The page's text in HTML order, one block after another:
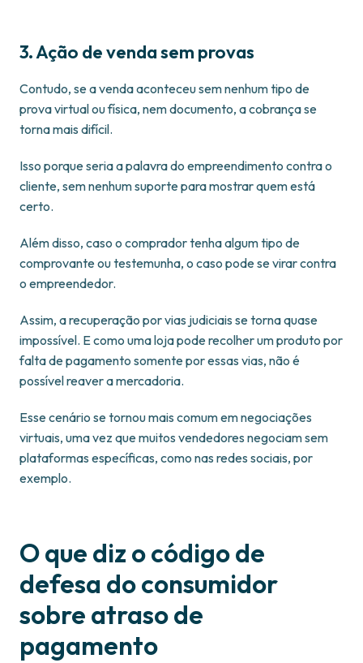
3. Ação de venda sem provas
Contudo, se a venda aconteceu sem nenhum tipo de
prova virtual ou física, nem documento, a cobrança se
torna mais difícil.
Isso porque seria a palavra do empreendimento contra o
cliente, sem nenhum suporte para mostrar quem está
certo.
Além disso, caso o comprador tenha algum tipo de
comprovante ou testemunha, o caso pode se virar contra
o empreendedor.
Assim, a recuperação por vias judiciais se torna quase
impossível. E como uma loja pode recolher um produto por
falta de pagamento somente por essas vias, não é
possível reaver a mercadoria.
Esse cenário se tornou mais comum em negociações
virtuais, uma vez que muitos vendedores negociam sem
plataformas específicas, como nas redes sociais, por
exemplo.
O que diz o código de
defesa do consumidor
sobre atraso de
pagamento